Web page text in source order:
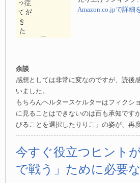
Amazon.co.jpで詳細
余談
感想としては非常に変なのですが、読後
いました。
もちろんヘルタースケルターはフィクシ
に見ることはできないのは百も承知です
びることを選択したりりこ」の姿が、再
今すぐ役立つヒント
で戦う」ために必要